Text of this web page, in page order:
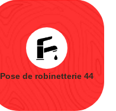
Pose de robinetterie 44